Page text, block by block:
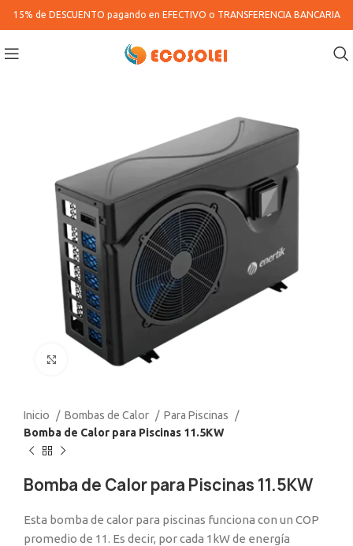
15% de DESCUENTO pagando en EFECTIVO o TRANSFERENCIA BANCARIA
Click to enlarge
Inicio Bombas de Calor
Para Piscinas
Bomba de Calor para Piscinas 11.5KW
Bomba de Calor para Piscinas 11.5KW
Esta bomba de calor para piscinas funciona con un COP
promedio de 11. Es decir, por cada 1kW de energía